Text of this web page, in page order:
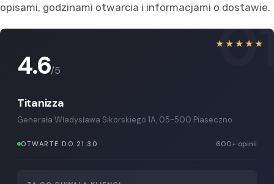
opisami, godzinami otwarcia i informacjami o dostawie.
★★★★★
4.6/5
Titanizza
Generała Władysława Sikorskiego 1A, 05-500 Piaseczno
OTWARTE DO 21:30 600+ opinii